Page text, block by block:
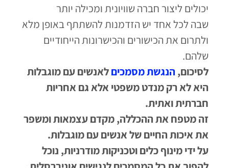
יכולים ליצור חברה שוויונית ומכילה יותר
שבה לכל אחד יש הזדמנות להשתתף באופן מלא
ולתרום את הכישורים והכישרונות הייחודיים
שלהם.
לסיכום, הנגשת מסמכיםלאנשים עם מוגבלות
היא לא רק מנדט משפטי אלא גם אחריות
חברתית ואתית.
זה מטפח את ההכללה, מקדם עצמאות ומשפר
את איכות החיים של אנשים עם מוגבלות.
על ידי מינוף כלים וטכניקות מודרניות, נוכל